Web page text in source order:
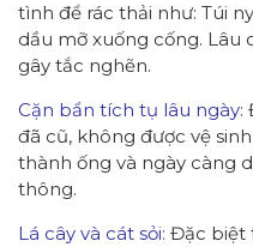
tình để rác thải như: Túi
dầu mỡ xuống cống. Lâu
gây tắc nghẽn.
Cặn bẩn tích tụ lâu ngày:
đã cũ, không được vệ
thành ống và ngày càng
thông.
Lá cây và cát sỏi: Đặc biệt